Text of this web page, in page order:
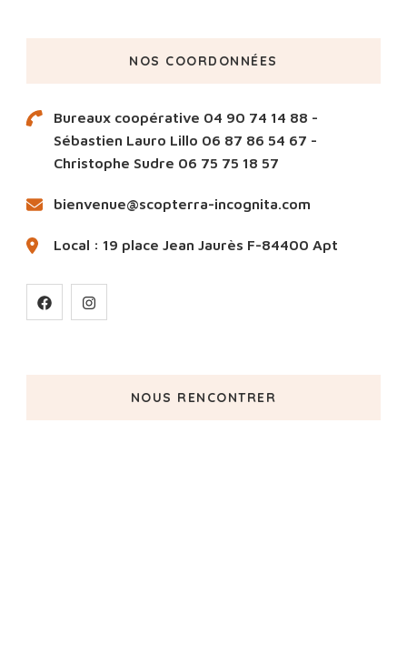
NOS COORDONNÉES
Bureaux coopérative 04 90 74 14 88 -
Sébastien Lauro Lillo 06 87 86 54 67 -
Christophe Sudre 06 75 75 18 57
bienvenue@scopterra-incognita.com
Local : 19 place Jean Jaurès F-84400 Apt
NOUS RENCONTRER